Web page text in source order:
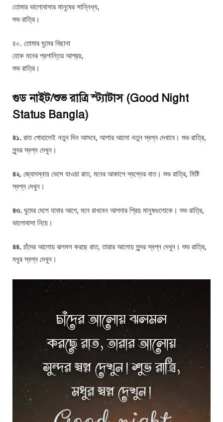
তোমার ভালোবাসার মানুষের সান্নিধ্য,
শুভ রাত্রি।
৪০. তোমার ঘুমের বিছানা
হোক মনের প্রশান্তির আশ্রয়,
শুভ রাত্রি।
গুড নাইট/শুভ রাত্রি স্ট্যাটাস (Good Night
Status Bangla)
৪১. রাত পোহালেই নতুন দিন আসবে, আশার আলো নতুন স্বপ্ন দেখাবে। শুভ রাত্রি,
সুন্দর স্বপ্ন দেখুন।
৪২. জ্যোৎস্নায় ভেসে যাওয়া রাত, মনের আকাশে স্বপ্নের বাত। শুভ রাত্রি, মিষ্টি
স্বপ্ন দেখুন।
৪৩. ঘুমের দেশে যাবার আগে, মনে রাখবেন আপনার প্রিয় মানুষগুলোকে। শুভ রাত্রি,
ভালোবাসা নিয়ে।
৪৪. চাঁদের আলোয় ঝলমল করছে রাত, তারার আলোয় সুন্দর স্বপ্ন দেখুন। শুভ রাত্রি,
মধুর স্বপ্ন দেখুন।